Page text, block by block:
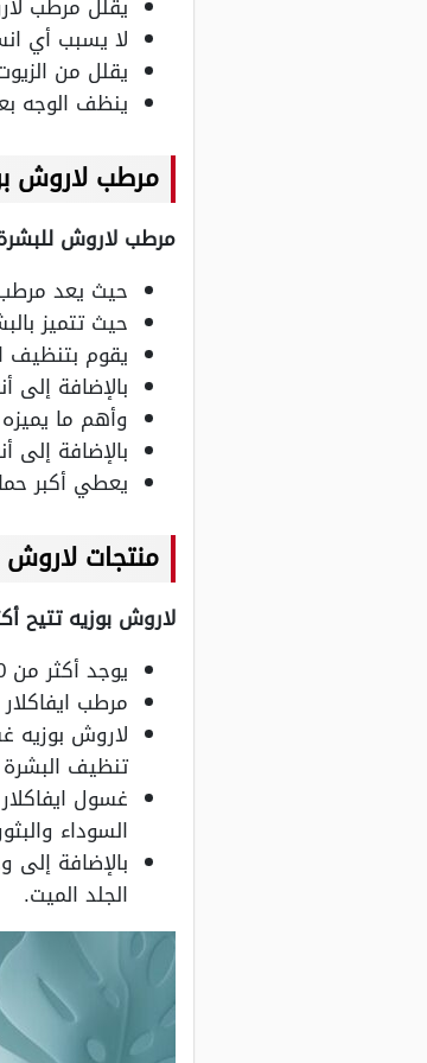
لا يسبب أي
يقلل من
ينظف الوجه
مرطب لاروش
مرطب لاروش للبشرة
حيث يعد مرطب
حيث تتميز
يقوم بتنظيف
بالإضافة
وأهم ما
بالإضافة
يعطي أكبر
منتجات لاروش
لاروش بوزيه تتيح
يوجد أكثر من 50 نوعاً من لاروش بوزيه للبشرة حيث توفر الشركة جميع أنواع المنتجات لجميع أنواع البشرة.
مرطب
لاروش بوزيه
تنظيف
غسول
السوداء
بالإضافة
الجلد الميت.